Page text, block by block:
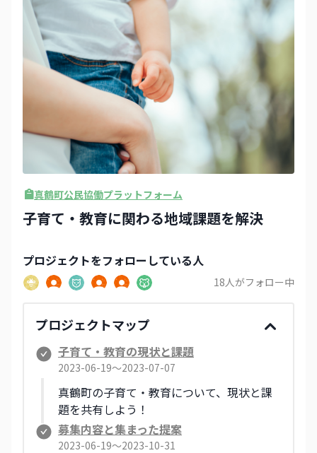
真鶴町公民協働プラットフォーム
子育て・教育に関わる地域課題を解決
プロジェクトをフォローしている人
18人がフォロー中
プロジェクトマップ
子育て・教育の現状と課題
2023-06-19〜2023-07-07
真鶴町の子育て・教育について、現状と課
題を共有しよう！
募集内容と集まった提案
2023-06-19〜2023-10-31